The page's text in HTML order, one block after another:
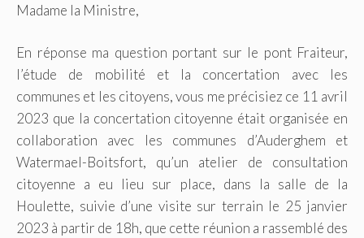
Madame la Ministre,
En réponse ma question portant sur le pont Fraiteur,
l’étude de mobilité et la concertation avec les
communes et les citoyens, vous me précisiez ce 11 avril
2023 que la concertation citoyenne était organisée en
collaboration avec les communes d’Auderghem et
Watermael-Boitsfort, qu’un atelier de consultation
citoyenne a eu lieu sur place, dans la salle de la
Houlette, suivie d’une visite sur terrain le 25 janvier
2023 à partir de 18h, que cette réunion a rassemblé des